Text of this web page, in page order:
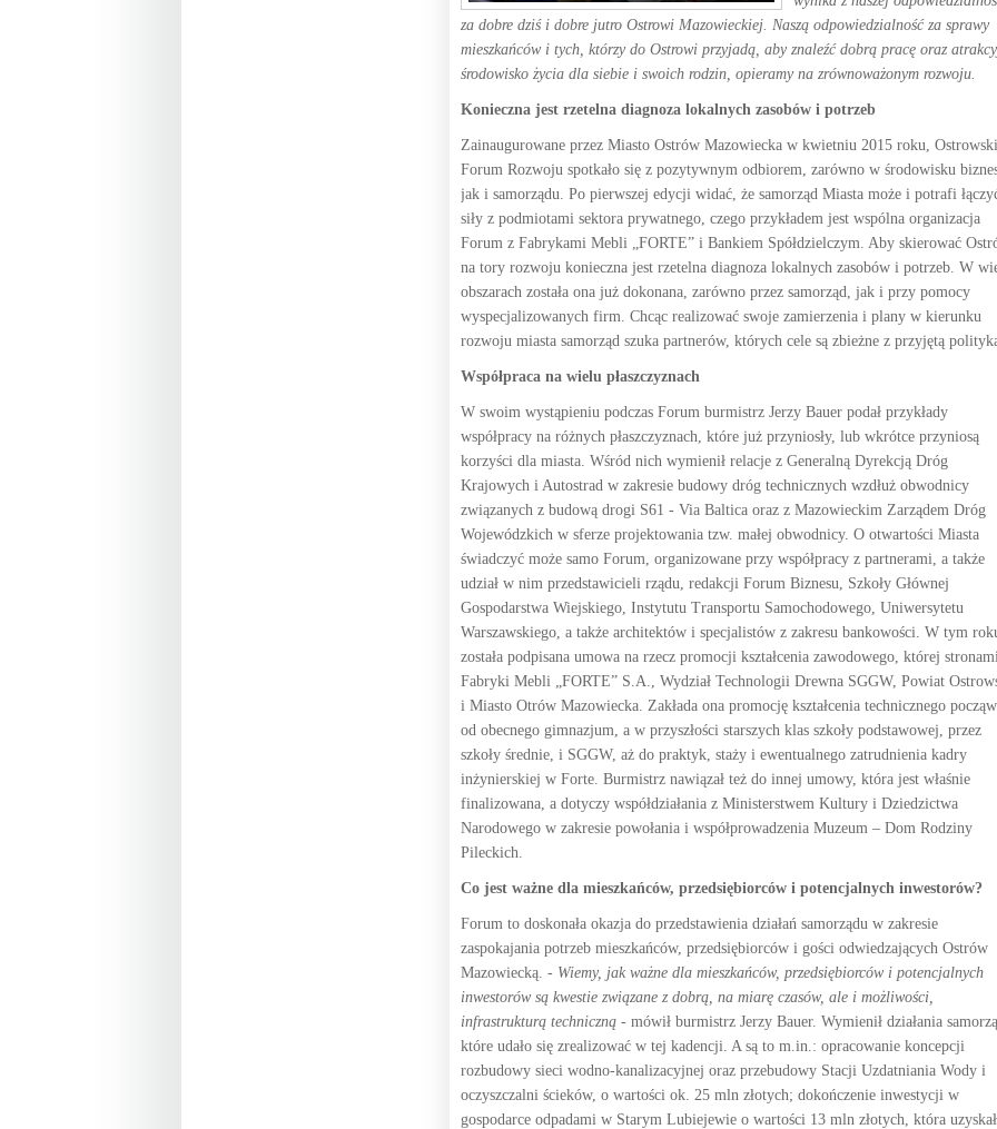
za dobre dziś i dobre jutro Ostrowi Mazowieckiej. Naszą odpowiedzialność za sprawy
mieszkańców i tych, którzy do Ostrowi przyjadą, aby znaleźć dobrą pracę oraz
środowisko życia dla siebie i swoich rodzin, opieramy na zrównoważonym rozwoju.
Konieczna jest rzetelna diagnoza lokalnych zasobów i potrzeb
Zainaugurowane przez Miasto Ostrów Mazowiecka w kwietniu 2015 roku,
Forum Rozwoju spotkało się z pozytywnym odbiorem, zarówno w środowisku
jak i samorządu. Po pierwszej edycji widać, że samorząd Miasta może i potrafi
siły z podmiotami sektora prywatnego, czego przykładem jest wspólna organizacja
Forum z Fabrykami Mebli „FORTE” i Bankiem Spółdzielczym. Aby skierować
na tory rozwoju konieczna jest rzetelna diagnoza lokalnych zasobów i potrzeb. W
obszarach została ona już dokonana, zarówno przez samorząd, jak i przy pomocy
wyspecjalizowanych firm. Chcąc realizować swoje zamierzenia i plany w kierunku
rozwoju miasta samorząd szuka partnerów, których cele są zbieżne z przyjętą
Współpraca na wielu płaszczyznach
W swoim wystąpieniu podczas Forum burmistrz Jerzy Bauer podał przykłady
współpracy na różnych płaszczyznach, które już przyniosły, lub wkrótce przyniosą
korzyści dla miasta. Wśród nich wymienił relacje z Generalną Dyrekcją Dróg
Krajowych i Autostrad w zakresie budowy dróg technicznych wzdłuż obwodnicy
związanych z budową drogi S61 - Via Baltica oraz z Mazowieckim Zarządem Dróg
Wojewódzkich w sferze projektowania tzw. małej obwodnicy. O otwartości Miasta
świadczyć może samo Forum, organizowane przy współpracy z partnerami, a także
udział w nim przedstawicieli rządu, redakcji Forum Biznesu, Szkoły Głównej
Gospodarstwa Wiejskiego, Instytutu Transportu Samochodowego, Uniwersytetu
Warszawskiego, a także architektów i specjalistów z zakresu bankowości. W tym
została podpisana umowa na rzecz promocji kształcenia zawodowego, której
Fabryki Mebli „FORTE” S.A., Wydział Technologii Drewna SGGW, Powiat
i Miasto Otrów Mazowiecka. Zakłada ona promocję kształcenia technicznego
od obecnego gimnazjum, a w przyszłości starszych klas szkoły podstawowej, przez
szkoły średnie, i SGGW, aż do praktyk, staży i ewentualnego zatrudnienia kadry
inżynierskiej w Forte. Burmistrz nawiązał też do innej umowy, która jest właśnie
finalizowana, a dotyczy współdziałania z Ministerstwem Kultury i Dziedzictwa
Narodowego w zakresie powołania i współprowadzenia Muzeum – Dom Rodziny
Pileckich.
Co jest ważne dla mieszkańców, przedsiębiorców i potencjalnych inwestorów?
Forum to doskonała okazja do przedstawienia działań samorządu w zakresie
zaspokajania potrzeb mieszkańców, przedsiębiorców i gości odwiedzających Ostrów
Mazowiecką. - Wiemy, jak ważne dla mieszkańców, przedsiębiorców i potencjalnych
inwestorów są kwestie związane z dobrą, na miarę czasów, ale i możliwości,
infrastrukturą techniczną - mówił burmistrz Jerzy Bauer. Wymienił działania
które udało się zrealizować w tej kadencji. A są to m.in.: opracowanie koncepcji
rozbudowy sieci wodno-kanalizacyjnej oraz przebudowy Stacji Uzdatniania Wody i
oczyszczalni ścieków, o wartości ok. 25 mln złotych; dokończenie inwestycji w
gospodarce odpadami w Starym Lubiejewie o wartości 13 mln złotych, która